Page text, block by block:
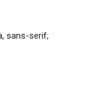
sans-serif;